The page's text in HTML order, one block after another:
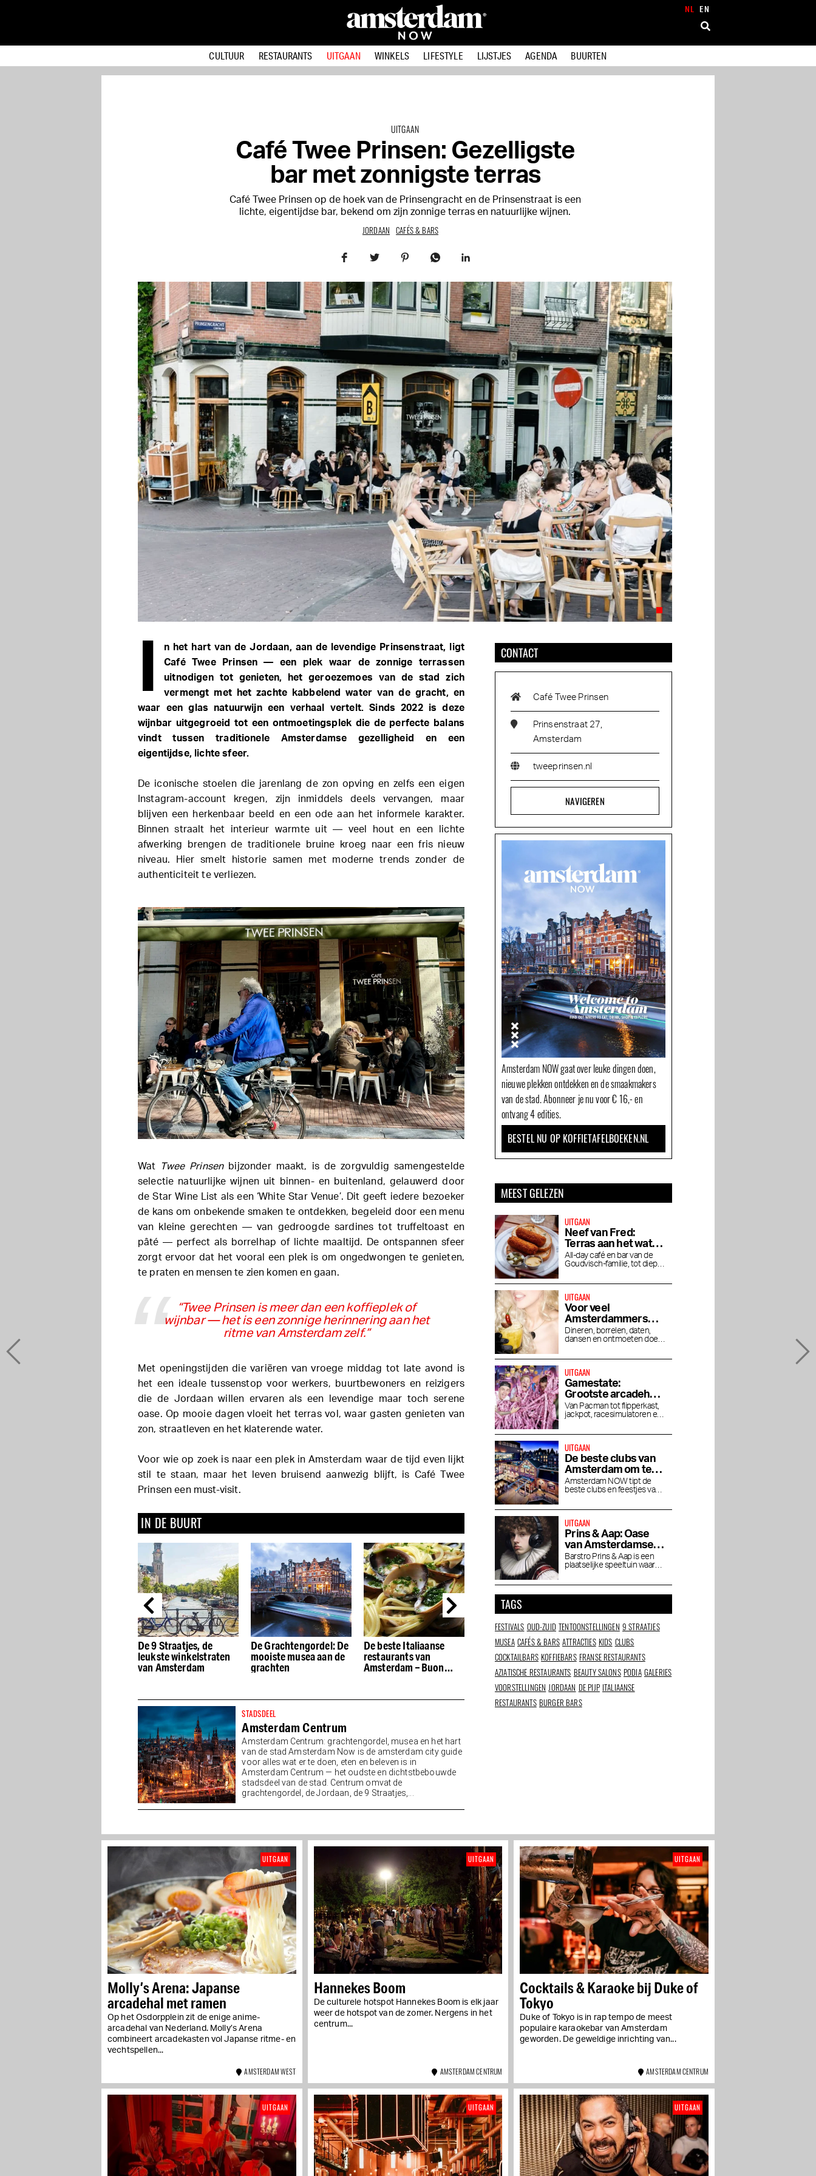
NL EN
CULTUUR RESTAURANTS UITGAAN WINKELS LIFESTYLE LIJSTJES AGENDA BUURTEN
UITGAAN
Café Twee Prinsen: Gezelligste
bar met zonnigste terras
Café Twee Prinsen op de hoek van de Prinsengracht en de Prinsenstraat is een
lichte, eigentijdse bar, bekend om zijn zonnige terras en natuurlijke wijnen.
JORDAAN CAFÉS & BARS
I
n het hart van de Jordaan, aan de levendige Prinsenstraat, ligt
Café Twee Prinsen — een plek waar de zonnige terrassen
uitnodigen tot genieten, het geroezemoes van de stad zich
vermengt met het zachte kabbelend water van de gracht, en
waar een glas natuurwijn een verhaal vertelt. Sinds 2022 is deze
wijnbar uitgegroeid tot een ontmoetingsplek die de perfecte balans
vindt tussen traditionele Amsterdamse gezelligheid en een
eigentijdse, lichte sfeer.
De iconische stoelen die jarenlang de zon opving en zelfs een eigen
Instagram-account kregen, zijn inmiddels deels vervangen, maar
blijven een herkenbaar beeld en een ode aan het informele karakter.
Binnen straalt het interieur warmte uit — veel hout en een lichte
afwerking brengen de traditionele bruine kroeg naar een fris nieuw
niveau. Hier smelt historie samen met moderne trends zonder de
authenticiteit te verliezen.
Wat Twee Prinsenbijzonder maakt, is de zorgvuldig samengestelde
selectie natuurlijke wijnen uit binnen- en buitenland, gelauwerd door
de Star Wine List als een ‘White Star Venue’. Dit geeft iedere bezoeker
de kans om onbekende smaken te ontdekken, begeleid door een menu
van kleine gerechten — van gedroogde sardines tot truffeltoast en
pâté — perfect als borrelhap of lichte maaltijd. De ontspannen sfeer
zorgt ervoor dat het vooral een plek is om ongedwongen te genieten,
te praten en mensen te zien komen en gaan.
“Twee Prinsen is meer dan een koffieplek of
wijnbar — het is een zonnige herinnering aan het
ritme van Amsterdam zelf.”
Met openingstijden die variëren van vroege middag tot late avond is
het een ideale tussenstop voor werkers, buurtbewoners en reizigers
die de Jordaan willen ervaren als een levendige maar toch serene
oase. Op mooie dagen vloeit het terras vol, waar gasten genieten van
zon, straatleven en het klaterende water.
Voor wie op zoek is naar een plek in Amsterdam waar de tijd even lijkt
stil te staan, maar het leven bruisend aanwezig blijft, is Café Twee
Prinsen een must-visit.
IN DE BUURT
De 9 Straatjes, de
leukste winkelstraten
van Amsterdam
De Grachtengordel: De
mooiste musea aan de
grachten
De beste Italiaanse
restaurants van
Amsterdam – Buon
De beste restaurants in
de Houthavens
Beste beauty en
wellness adressen van
Amsterdam
STADSDEEL
Amsterdam Centrum
Amsterdam Centrum: grachtengordel, musea en het hart
van de stad Amsterdam Now is de amsterdam city guide
voor alles wat er te doen, eten en beleven is in
Amsterdam Centrum — het oudste en dichtstbebouwde
stadsdeel van de stad. Centrum omvat de
grachtengordel, de Jordaan, de 9 Straatjes,...
CONTACT
Café Twee Prinsen
Prinsenstraat 27,
Amsterdam
tweeprinsen.nl
NAVIGEREN
Amsterdam NOW gaat over leuke dingen doen,
nieuwe plekken ontdekken en de smaakmakers
van de stad. Abonneer je nu voor € 16,- en
ontvang 4 edities.
BESTEL NU OP KOFFIETAFELBOEKEN.NL
MEEST GELEZEN
UITGAAN
Neef van Fred:
Terras aan het water
in de Baarsjes
All-day café en bar van de
Goudvisch-familie, tot diep in
UITGAAN
Voor veel
Amsterdammers
zijn hotelbars dé
plek om uit te gaan
Dineren, borrelen, daten,
dansen en ontmoeten doen
UITGAAN
Gamestate:
Grootste arcadehal
van Nederland
opent in Zuidoost
Van Pacman tot flipperkast,
jackpot, racesimulatoren en
UITGAAN
De beste clubs van
Amsterdam om te
clubben
Amsterdam NOW tipt de
beste clubs en feestjes van
UITGAAN
Prins & Aap: Oase
van Amsterdamse
gezelligheid
Barstro Prins & Aap is een
plaatselijke speeltuin waar
TAGS
FESTIVALS OUD-ZUID TENTOONSTELLINGEN 9 STRAATJES
MUSEA CAFÉS & BARS ATTRACTIES KIDS CLUBS
COCKTAILBARS KOFFIEBARS FRANSE RESTAURANTS
AZIATISCHE RESTAURANTS BEAUTY SALONS PODIA GALERIES
VOORSTELLINGEN JORDAAN DE PIJP ITALIAANSE
RESTAURANTS BURGER BARS
Molly’s Arena: Japanse
arcadehal met ramen
Op het Osdorpplein zit de enige anime-
arcadehal van Nederland. Molly’s Arena
combineert arcadekasten vol Japanse ritme- en
vechtspellen...
UITGAAN
AMSTERDAM WEST
Hannekes Boom
De culturele hotspot Hannekes Boom is elk jaar
weer de hotspot van de zomer. Nergens in het
centrum...
UITGAAN
AMSTERDAM CENTRUM
Cocktails & Karaoke bij Duke of
Tokyo
Duke of Tokyo is in rap tempo de meest
populaire karaokebar van Amsterdam
geworden. De geweldige inrichting van...
UITGAAN
AMSTERDAM CENTRUM
UITGAAN UITGAAN UITGAAN